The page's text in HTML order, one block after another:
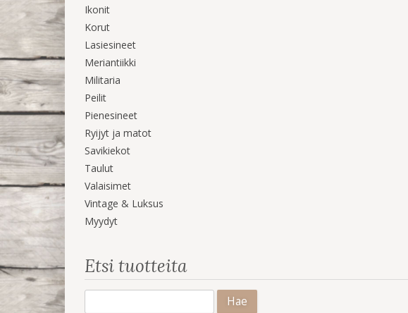
Ikonit
Korut
Lasiesineet
Meriantiikki
Militaria
Peilit
Pienesineet
Ryijyt ja matot
Savikiekot
Taulut
Valaisimet
Vintage & Luksus
Myydyt
Etsi tuotteita